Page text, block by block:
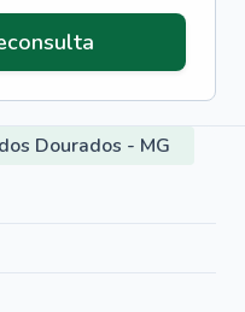
Dourados - MG